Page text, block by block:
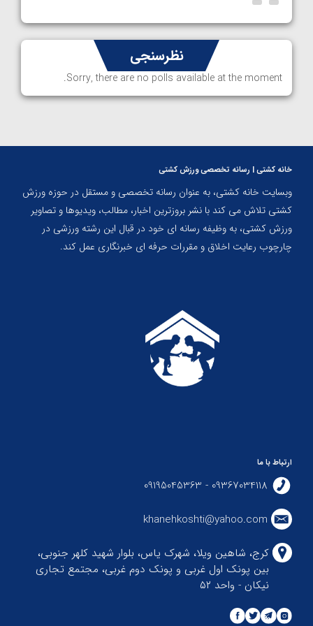
نظرسنجی
Sorry, there are no polls available at the moment.
خانه کشتی | رسانه تخصصی ورزش کشتی
وبسایت خانه کشتی، به عنوان رسانه تخصصی و مستقل در حوزه ورزش
کشتی تلاش می کند با نشر بروزترین اخبار، مطالب، ویدیوها و تصاویر
ورزش کشتی، به وظیفه رسانه ای خود در قبال این رشته ورزشی در
چارچوب رعایت اخلاق و مقررات حرفه ای خبرنگاری عمل کند.
ارتباط با ما
09367034118 - 09195045363
khanehkoshti@yahoo.com
کرج، شاهین ویلا، شهرک یاس، بلوار شهید کلهر جنوبی،
بین پونک اول غربی و پونک دوم غربی، مجتمع تجاری
نیکان - واحد ۵۲